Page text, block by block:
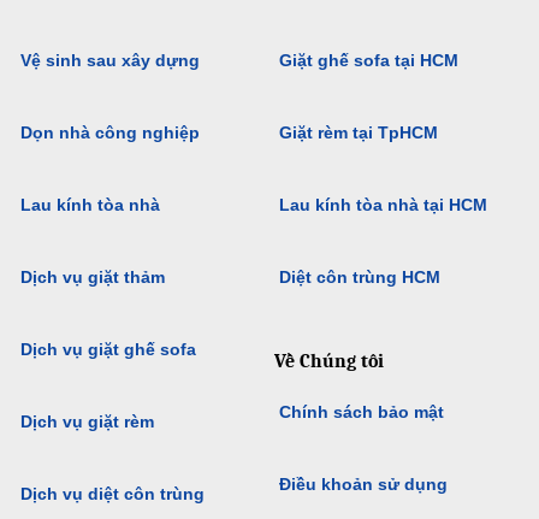
Vệ sinh sau xây dựng
Dọn nhà công nghiệp
Lau kính tòa nhà
Dịch vụ giặt thảm
Dịch vụ giặt ghế sofa
Dịch vụ giặt rèm
Dịch vụ diệt côn trùng
Giặt ghế sofa tại HCM
Giặt rèm tại TpHCM
Lau kính tòa nhà tại HCM
Diệt côn trùng HCM
Về Chúng tôi
Chính sách bảo mật
Điều khoản sử dụng